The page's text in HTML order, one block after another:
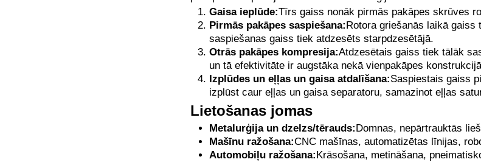
Gaisa ieplūde:Tīrs gaiss nonāk pirmās pakāpes skrūves
Pirmās pakāpes saspiešana: Rotora griešanās laikā
saspiešanas gaiss tiek atdzesēts starpdzesētājā.
Otrās pakāpes kompresija:Atdzesētais gaiss tiek tālāk
un tā efektivitāte ir augstāka nekā vienpakāpes
Izplūdes un eļļas un gaisa atdalīšana:Saspiestais gaiss
izplūst caur eļļas un gaisa separatoru, samazinot eļļas
Lietošanas jomas
Metalurģija un dzelzs/tērauds: Domnas, nepārtrauktās
Mašīnu ražošana:CNC mašīnas, automatizētas līnijas,
Automobiļu ražošana: Krāsošana, metināšana,